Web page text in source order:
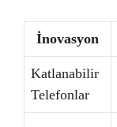
İnovasyon
Katlanabilir
Telefonlar